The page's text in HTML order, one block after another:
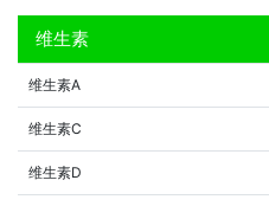
维生素
维生素A
维生素C
维生素D